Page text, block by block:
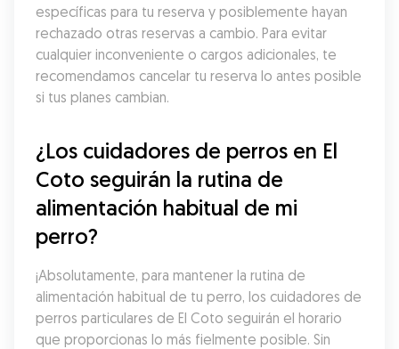
específicas para tu reserva y posiblemente hayan
rechazado otras reservas a cambio. Para evitar
cualquier inconveniente o cargos adicionales, te
recomendamos cancelar tu reserva lo antes posible
si tus planes cambian.
¿Los cuidadores de perros en El
Coto seguirán la rutina de
alimentación habitual de mi
perro?
¡Absolutamente, para mantener la rutina de
alimentación habitual de tu perro, los cuidadores de
perros particulares de El Coto seguirán el horario
que proporcionas lo más fielmente posible. Sin